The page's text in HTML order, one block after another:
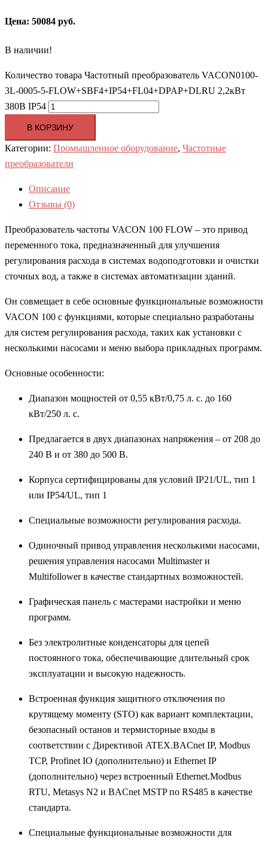
Цена: 50084 руб.
В наличии!
Количество товара Частотный преобразователь VACON0100-
3L-0005-5-FLOW+SBF4+IP54+FL04+DPAP+DLRU 2,2кВт
380В IP54
В КОРЗИНУ
Категории: Промышленное оборудование, Частотные
преобразователи
Описание
Отзывы (0)
Преобразователь частоты VACON 100 FLOW – это привод
переменного тока, предназначенный для улучшения
регулирования расхода в системах водоподготовки и очистки
сточных вод, а также в системах автоматизации зданий.
Он совмещает в себе основные функциональные возможности
VACON 100 с функциями, которые специально разработаны
для систем регулирования расхода, таких как установки с
несколькими насосами и меню выбора прикладных программ.
Основные особенности:
Диапазон мощностей от 0,55 кВт/0,75 л. с. до 160
кВт/250 л. с.
Предлагается в двух диапазонах напряжения – от 208 до
240 В и от 380 до 500 В.
Корпуса сертифицированы для условий IP21/UL, тип 1
или IP54/UL, тип 1
Специальные возможности регулирования расхода.
Одиночный привод управления несколькими насосами,
решения управления насосами Multimaster и
Multifollower в качестве стандартных возможностей.
Графическая панель с мастерами настройки и меню
программ.
Без электролитные конденсаторы для цепей
постоянного тока, обеспечивающие длительный срок
эксплуатации и высокую надежность.
Встроенная функция защитного отключения по
крутящему моменту (STO) как вариант комплектации,
безопасный останов и термисторные входы в
соответствии с Директивой ATEX.BACnet IP, Modbus
TCP, Profinet IO (дополнительно) и Ethernet IP
(дополнительно) через встроенный Ethernet.Modbus
RTU, Metasys N2 и BACnet MSTP по RS485 в качестве
стандарта.
Специальные функциональные возможности для